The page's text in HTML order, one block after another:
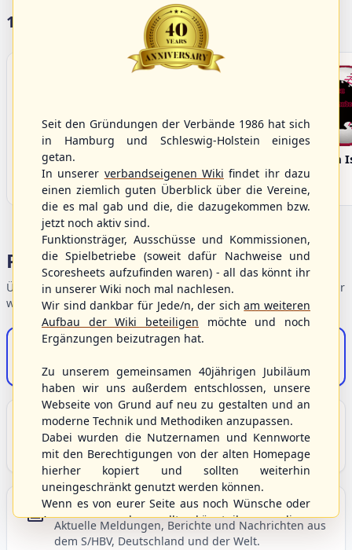
17 Vereine im S/HBV
Bargenstedt
Beavers
Fehmarn
Portalbereiche
Übersicht der Verbandsbereiche – wählen Sie einen Einstieg für
weiterführende Informationen.
S/HBV-Shop
Der Onlineshop des S/HBV
Unser Sport
Grundlagen und Hintergründe zu Baseball, Softball
und Baseball5.
Berichte und Neuigkeiten
Aktuelle Meldungen, Berichte und Nachrichten aus
dem S/HBV, Deutschland und der Welt.
Seit den Gründungen der Verbände 1986 hat sich
in Hamburg und Schleswig-Holstein einiges
getan.
In unserer verbandseigenen Wiki findet ihr dazu
einen ziemlich guten Überblick über die Vereine,
die es mal gab und die, die dazugekommen bzw.
jetzt noch aktiv sind.
Funktionsträger, Ausschüsse und Kommissionen,
die Spielbetriebe (soweit dafür Nachweise und
Scoresheets aufzufinden waren) - all das könnt ihr
in unserer Wiki noch mal nachlesen.
Wir sind dankbar für Jede/n, der sicham weiteren
Aufbau der Wiki beteiligen möchte und noch
Ergänzungen beizutragen hat.
Zu unserem gemeinsamen 40jährigen Jubiläum
haben wir uns außerdem entschlossen, unsere
Webseite von Grund auf neu zu gestalten und an
moderne Technik und Methodiken anzupassen.
Dabei wurden die Nutzernamen und Kennworte
mit den Berechtigungen von der alten Homepage
hierher kopiert und sollten weiterhin
uneingeschränkt genutzt werden können.
Wenn es von eurer Seite aus noch Wünsche oder
Anregungen geben sollte, könnt ihr uns diese
gerne an die Verbandsadresseinfo@shbvnet.de